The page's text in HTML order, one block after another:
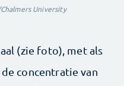
University
(zie foto), met als
concentratie van